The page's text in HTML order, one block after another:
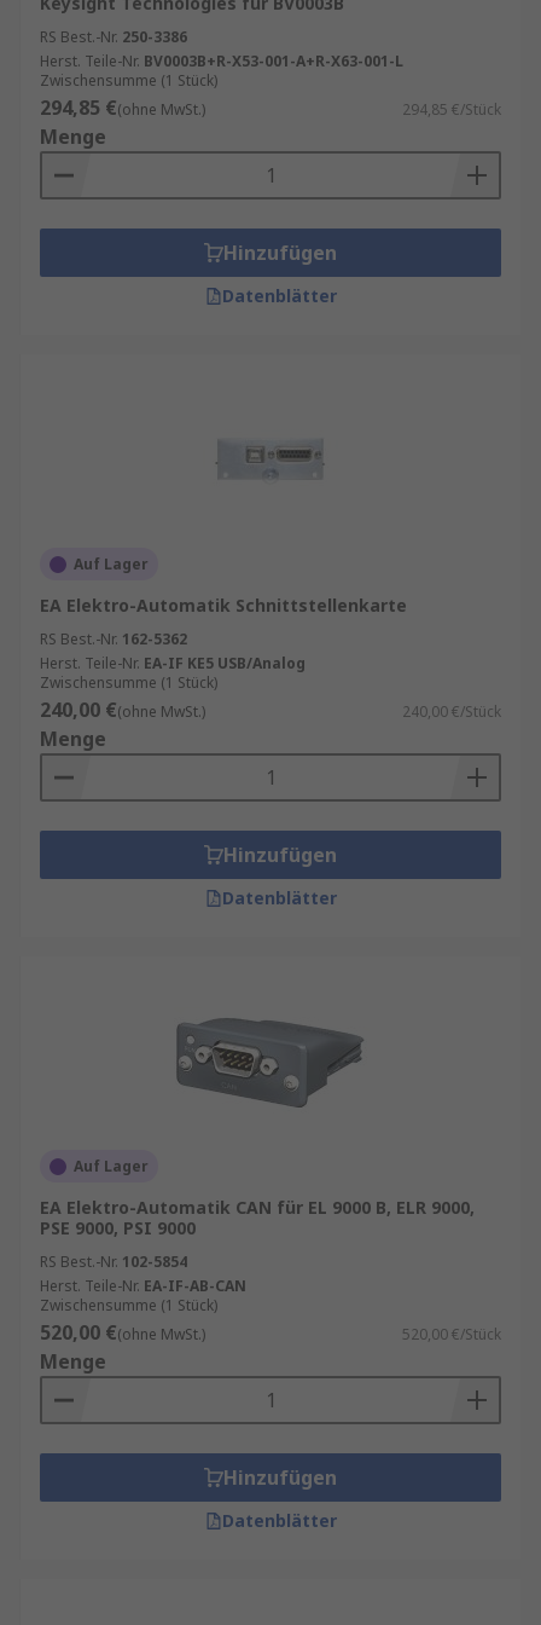
Ausstattung angewiesen sind
Hobbyelektroniker, die professionelle
Ergebnisse erreichen wollen
RS Best.-Nr. 250-3386
Herst. Teile-Nr. BV0003B+R-X53-001-A+R-X63-001-L
Zwischensumme (1 Stück)
294,85 €(ohne MwSt.) 294,85 €/Stück
Menge
Hinzufügen
Datenblätter
Auf Lager
EA Elektro-Automatik Schnittstellenkarte
RS Best.-Nr. 162-5362
Herst. Teile-Nr. EA-IF KE5 USB/Analog
Zwischensumme (1 Stück)
240,00 €(ohne MwSt.) 240,00 €/Stück
Menge
Hinzufügen
Datenblätter
Auf Lager
EA Elektro-Automatik CAN für EL 9000 B, ELR 9000,
PSE 9000, PSI 9000
RS Best.-Nr. 102-5854
Herst. Teile-Nr. EA-IF-AB-CAN
Zwischensumme (1 Stück)
520,00 €(ohne MwSt.) 520,00 €/Stück
Menge
Hinzufügen
Datenblätter